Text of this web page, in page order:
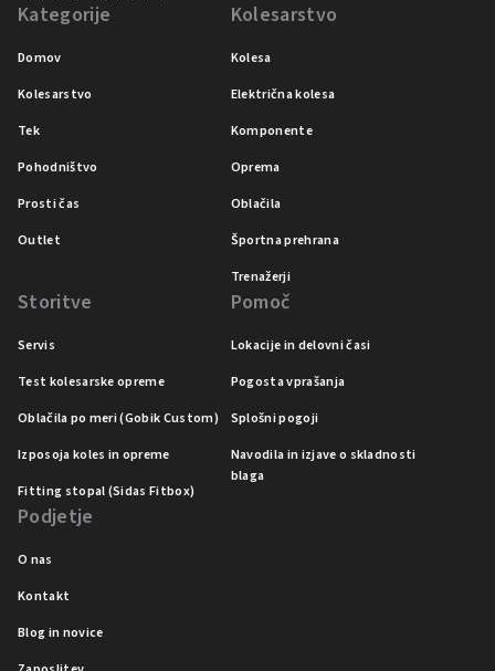
Kategorije
Domov
Kolesarstvo
Tek
Pohodništvo
Prosti čas
Outlet
Kolesarstvo
Kolesa
Električna kolesa
Komponente
Oprema
Oblačila
Športna prehrana
Trenažerji
Storitve
Servis
Test kolesarske opreme
Oblačila po meri (Gobik Custom)
Izposoja koles in opreme
Fitting stopal (Sidas Fitbox)
Pomoč
Lokacije in delovni časi
Pogosta vprašanja
Splošni pogoji
Navodila in izjave o skladnosti
blaga
Podjetje
O nas
Kontakt
Blog in novice